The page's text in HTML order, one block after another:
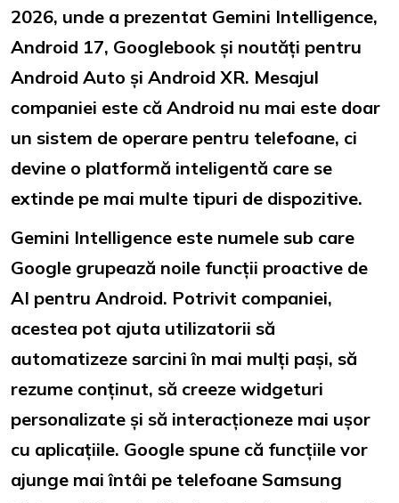
2026, unde a prezentat Gemini Intelligence,
Android 17, Googlebook și noutăți pentru
Android Auto și Android XR. Mesajul
companiei este că Android nu mai este doar
un sistem de operare pentru telefoane, ci
devine o platformă inteligentă care se
extinde pe mai multe tipuri de dispozitive.
Gemini Intelligence este numele sub care
Google grupează noile funcții proactive de
AI pentru Android. Potrivit companiei,
acestea pot ajuta utilizatorii să
automatizeze sarcini în mai mulți pași, să
rezume conținut, să creeze widgeturi
personalizate și să interacționeze mai ușor
cu aplicațiile. Google spune că funcțiile vor
ajunge mai întâi pe telefoane Samsung